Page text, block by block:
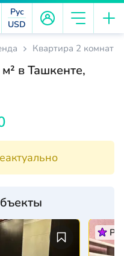
Рус
USD
Квартира 2 комнаты
в Ташкенте,